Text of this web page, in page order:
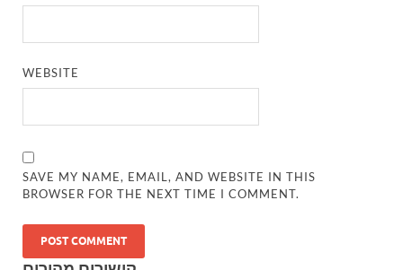
WEBSITE
SAVE MY NAME, EMAIL, AND WEBSITE IN THIS
BROWSER FOR THE NEXT TIME I COMMENT.